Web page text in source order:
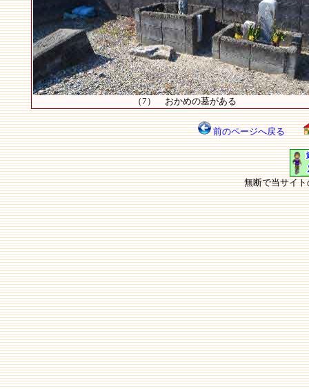
（7） おかめの墓がある
前のページへ戻る
無断で当サイ